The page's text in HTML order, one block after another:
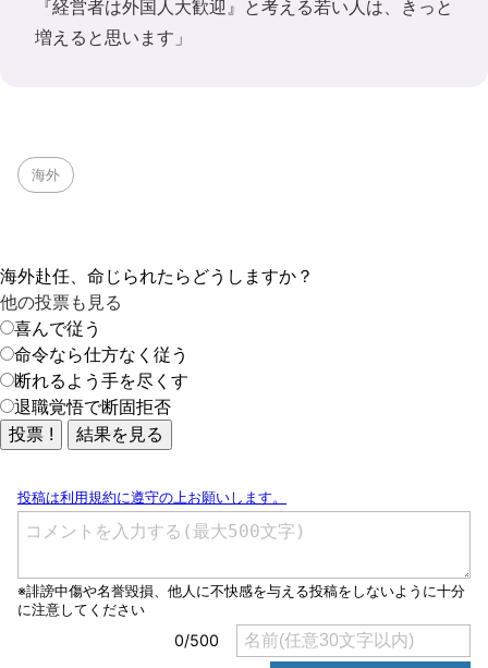
『経営者は外国人大歓迎』と考える若い人は、きっと
増えると思います」
海外
海外赴任、命じられたらどうしますか？
他の投票も見る
喜んで従う
命令なら仕方なく従う
断れるよう手を尽くす
退職覚悟で断固拒否